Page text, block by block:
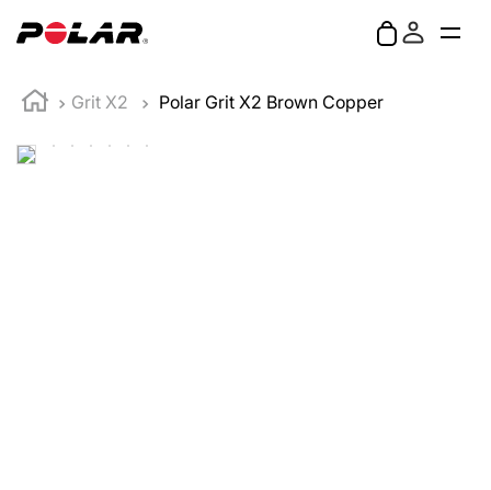
Grit X2 Polar Grit X2 Brown Copper